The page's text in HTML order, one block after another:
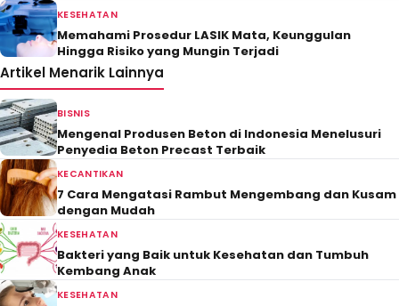
KESEHATAN
Memahami Prosedur LASIK Mata, Keunggulan
Hingga Risiko yang Mungin Terjadi
Artikel Menarik Lainnya
BISNIS
Mengenal Produsen Beton di Indonesia Menelusuri
Penyedia Beton Precast Terbaik
KECANTIKAN
7 Cara Mengatasi Rambut Mengembang dan Kusam
dengan Mudah
KESEHATAN
Bakteri yang Baik untuk Kesehatan dan Tumbuh
Kembang Anak
KESEHATAN